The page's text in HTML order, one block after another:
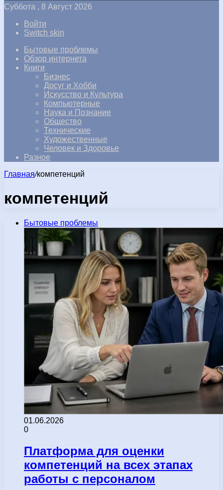
Суббота , 8 Август 2026
Войти
Switch skin
Бытовые проблемы
Обзор интернета
Книги
Бизнес
Досуг и Хобби
Искусство и Культура
Компьютерные
Наука и Познание
Общество
Технические
Художественные
Человек и Здоровье
Разное
Главная/компетенций
компетенций
Бытовые проблемы
01.06.2026
0
Платформа для оценки
компетенций на всех этапах
работы с персоналом